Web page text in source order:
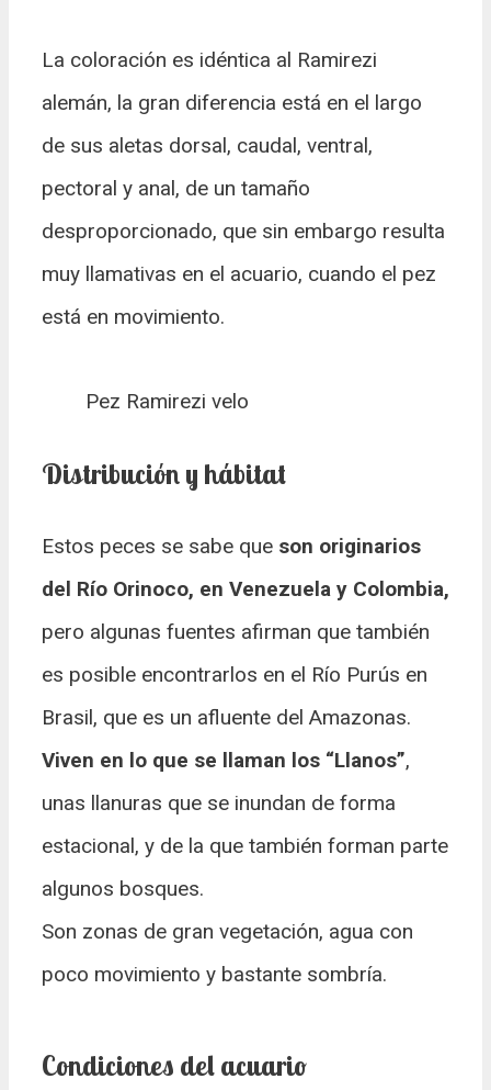
La coloración es idéntica al Ramirezi
alemán, la gran diferencia está en el largo
de sus aletas dorsal, caudal, ventral,
pectoral y anal, de un tamaño
desproporcionado, que sin embargo resulta
muy llamativas en el acuario, cuando el pez
está en movimiento.
Pez Ramirezi velo
Distribución y hábitat
Estos peces se sabe que son originarios
del Río Orinoco, en Venezuela y Colombia,
pero algunas fuentes afirman que también
es posible encontrarlos en el Río Purús en
Brasil, que es un afluente del Amazonas.
Viven en lo que se llaman los “Llanos”,
unas llanuras que se inundan de forma
estacional, y de la que también forman parte
algunos bosques.
Son zonas de gran vegetación, agua con
poco movimiento y bastante sombría.
Condiciones del acuario